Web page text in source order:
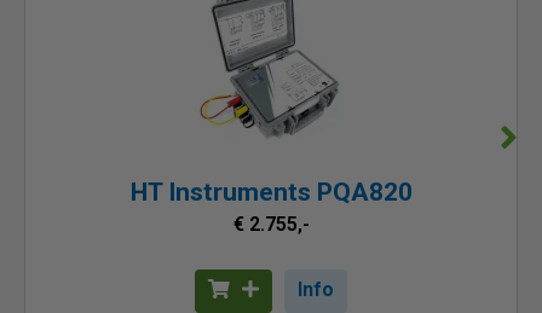
HT Instruments PQA820
€ 2.755,-
Info